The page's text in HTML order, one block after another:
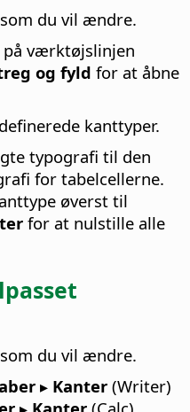
du vil ændre.
på værktøjslinjen
og fyld for at åbne
kanttyper.
typografi til den
for tabelcellerne.
øverst til
for at nulstille alle
du vil ændre.
▸ Kanter (Writer)